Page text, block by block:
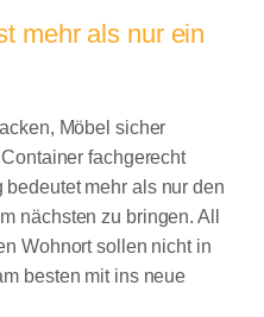
mehr als nur ein
Möbel sicher
fachgerecht
mehr als nur den
nächsten zu bringen. All
Wohnort sollen nicht in
besten mit ins neue